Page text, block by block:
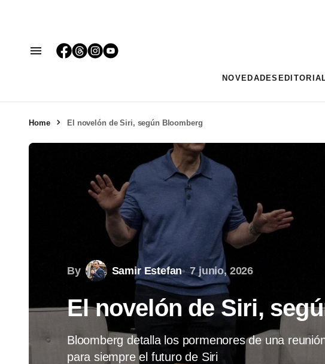
NOVEDADES
Home El novelón de Siri, según Bloomberg
By Samir Estefan 7 junio, 2026
El novelón de Siri,
Bloomberg detalla los pormenores de una
para siempre el futuro de Siri